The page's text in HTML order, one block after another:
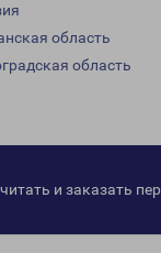
область
область
и заказать